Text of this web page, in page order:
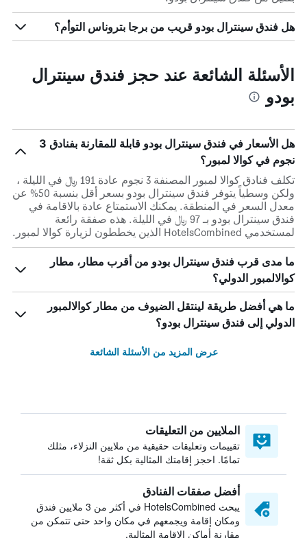
هل فندق سينترال بودو قريب من برجا بتروناس التوأم؟
الأسئلة الشائعة عند حجز فندق سينترال
بودو
هل الأسعار في فندق سينترال بودو قابلة للمقارنة بفنادق 3
نجوم في كوالا لمبور؟
تكلف فنادق كوالا لمبور المصنفة 3 نجوم عادة 191 ﷼ في الليلة ،
ولكن وسطياً يتوفر فندق سينترال بودو بسعر أقل بنسبة 50% عن
معدل السعر في المنطقة. يمكنك الاستمتاع عادة بالاقامة في
فندق سينترال بودو بـ 97 ﷼ في الليلة. هذه صفقة رائعة
لمستخدمي HotelsCombined الذين يخططون لزيارة كوالا لمبور.
ما مدى قرب فندق سينترال بودو من أقرب مطار، مطار
كوالالمبور الدولي؟
ما هي أفضل طريقة لينتقل الضيوف من مطار كوالالمبور
الدولي إلى فندق سينترال بودو؟
عرض المزيد من الأسئلة الشائعة
الملايين من التعليقات
تقييمات وتعليقات حقيقية من ملايين النزلاء، مثلك
تمامًا. احجز إقامتك المثالية بكل ثقة!
أفضل صفقات الفنادق
يبحث HotelsCombined في أكثر من 3 ملايين فندق
ومكان إقامة ويجمعهم في مكان واحد حتى تتمكن من
مقارنة أماكن الإقامة المثالية.